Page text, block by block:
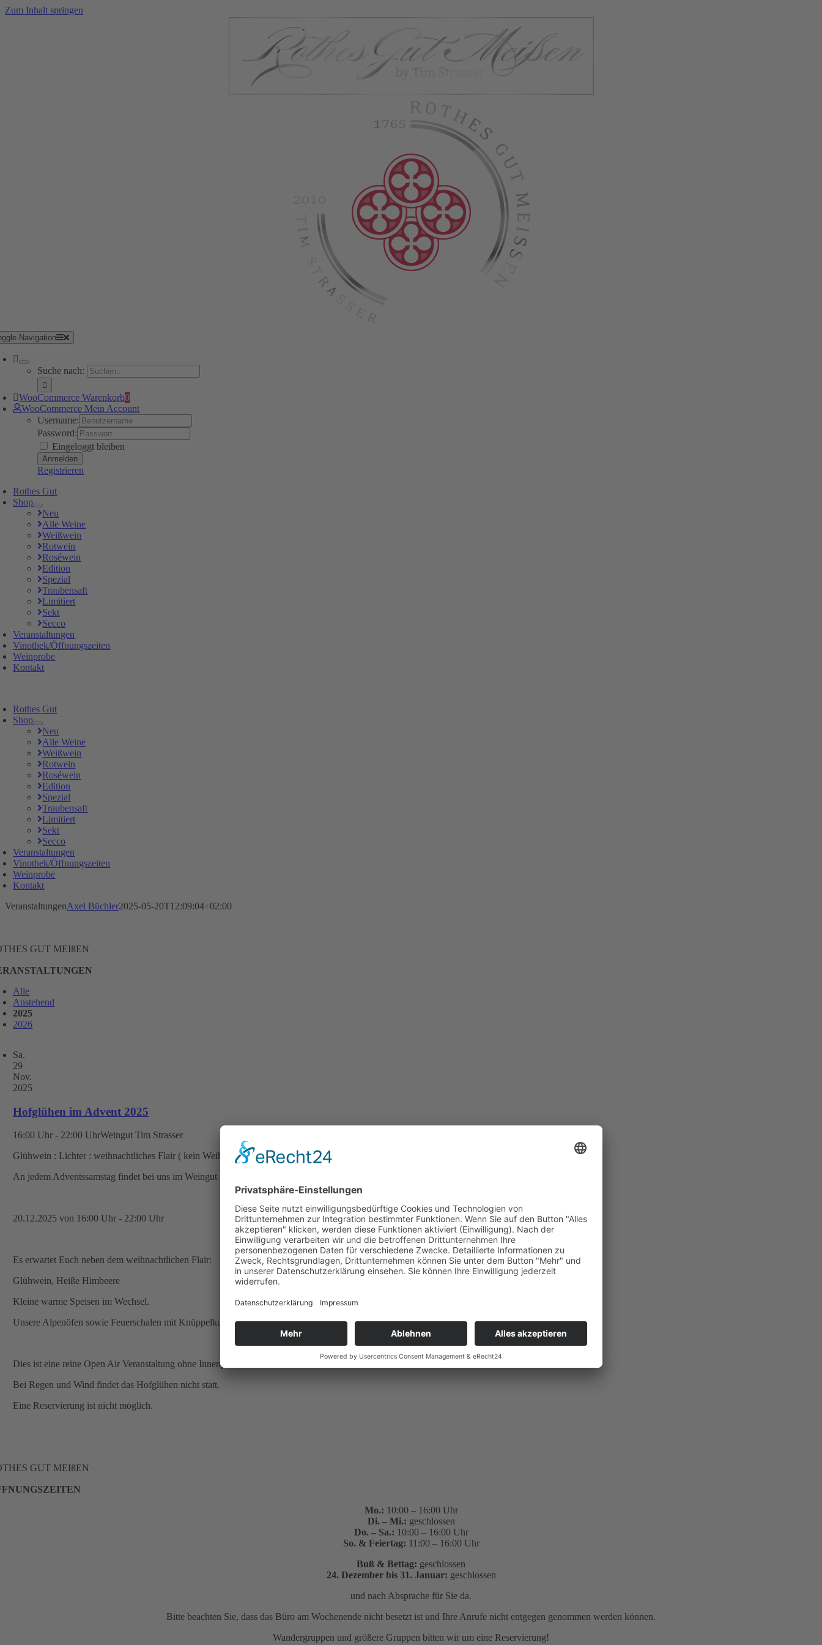
Zum Inhalt springen
Navigation
Suche nach:
WooCommerce Warenkorb0
WooCommerce Mein Account
Username:
Password:
Eingeloggt bleiben
Registrieren
Rothes Gut
Shop
Neu
Alle Weine
Weißwein
Rotwein
Roséwein
Edition
Spezial
Traubensaft
Limitiert
Sekt
Secco
Veranstaltungen
Vinothek/Öffnungszeiten
Weinprobe
Kontakt
Rothes Gut
Shop
Neu
Alle Weine
Weißwein
Rotwein
Roséwein
Edition
Spezial
Traubensaft
Limitiert
Sekt
Secco
Veranstaltungen
Vinothek/Öffnungszeiten
Weinprobe
Kontakt
VeranstaltungenAxel Büchler2025-05-20T12:09:04+02:00
GUT MEIßEN
Alle
Anstehend
2025
2026
Sa.
29
Nov.
2025
Hofglühen im Advent 2025
16:00 Uhr - 22:00 UhrWeingut Tim Strasser
Glühwein : Lichter : weihnachtliches Flair ( kein Weihnachtsmarkt )
An jedem Adventssamstag findet bei uns im Weingut das Hofglühen statt.
20.12.2025 von 16:00 Uhr - 22:00 Uhr
Es erwartet Euch neben dem weihnachtlichen Flair:
Glühwein, Heiße Himbeere
Kleine warme Speisen im Wechsel.
Unsere Alpenöfen sowie Feuerschalen mit Knüppelkuchen für die Kinder
Dies ist eine reine Open Air Veranstaltung ohne Innenplätze.
Bei Regen und Wind findet das Hofglühen nicht statt.
Eine Reservierung ist nicht möglich.
GUT MEIßEN
Mo.: 10:00 – 16:00 Uhr
Di. – Mi.: geschlossen
Do. – Sa.: 10:00 – 16:00 Uhr
So. & Feiertag: 11:00 – 16:00 Uhr
Buß & Bettag: geschlossen
24. Dezember bis 31. Januar: geschlossen
und nach Absprache für Sie da.
Bitte beachten Sie, dass das Büro am Wochenende nicht besetzt ist und Ihre Anrufe nicht entgegen genommen werden können.
Wandergruppen und größere Gruppen bitten wir um eine Reservierung!